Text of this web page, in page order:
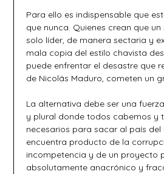
Para ello es indispensable que
que nunca. Quienes crean que
solo líder, de manera sectaria y
mala copia del estilo chavista
puede enfrentar el desastre que
de Nicolás Maduro, cometen un
La alternativa debe ser una
y plural donde todos cabemos y
necesarios para sacar al país
encuentra producto de la
incompetencia y de un proyecto
absolutamente anacrónico y